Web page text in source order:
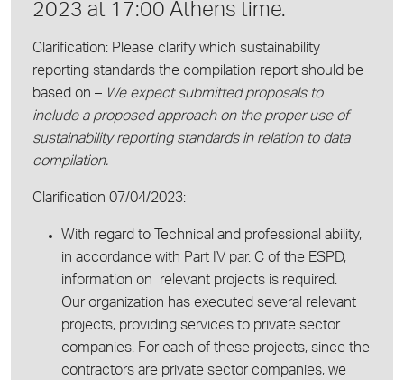
2023 at 17:00 Athens time.
Clarification: Please clarify which sustainability
reporting standards the compilation report should be
based on – We expect submitted proposals to
include a proposed approach on the proper use of
sustainability reporting standards in relation to data
compilation.
Clarification 07/04/2023:
With regard to Technical and professional ability,
in accordance with Part IV par. C of the ESPD,
information on relevant projects is required.
Our organization has executed several relevant
projects, providing services to private sector
companies. For each of these projects, since the
contractors are private sector companies, we